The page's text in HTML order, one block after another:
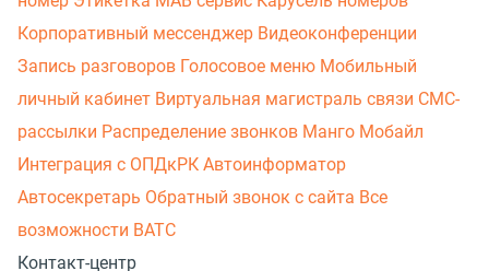
Корпоративный мессенджер Видеоконференции
Запись разговоров Голосовое меню Мобильный
личный кабинет Виртуальная магистраль связи СМС-
рассылки Распределение звонков Манго Мобайл
Интеграция с ОПДкРК Автоинформатор
Автосекретарь Обратный звонок с сайта Все
возможности ВАТС
Контакт-центр